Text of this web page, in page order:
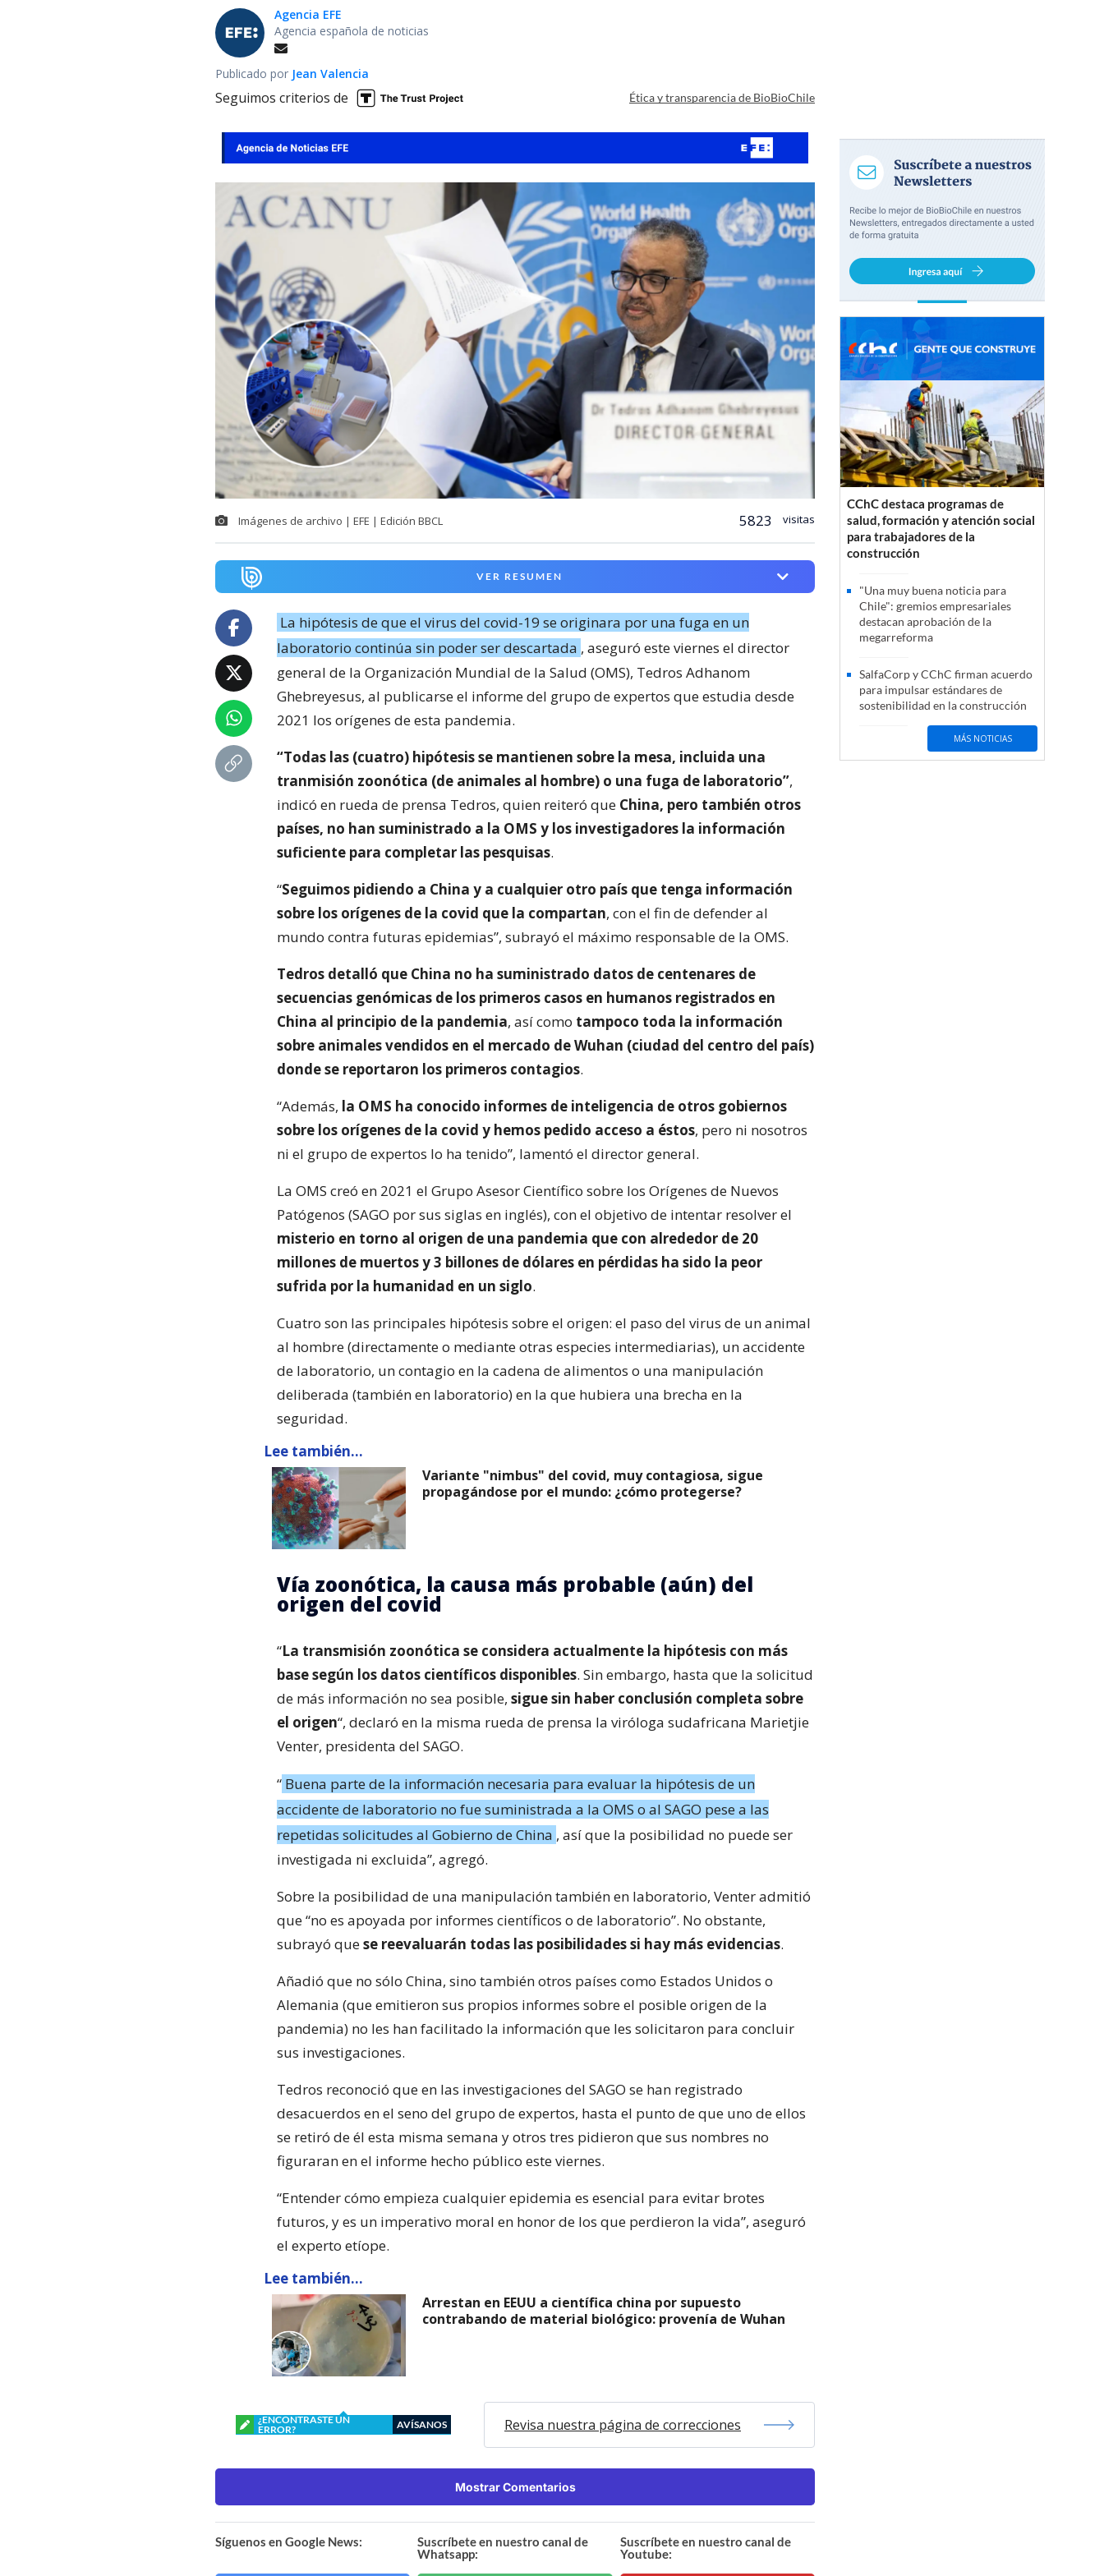
Agencia EFE
Agencia española de noticias
Publicado por Jean Valencia
Seguimos criterios de Ética y transparencia de BioBioChile
Imágenes de archivo | EFE | Edición BBCL 5823 visitas
VER RESUMEN
La hipótesis de que el virus del covid-19 se originara por una fuga en un
laboratorio continúa sin poder ser descartada , aseguró este viernes el director
general de la Organización Mundial de la Salud (OMS), Tedros Adhanom
Ghebreyesus, al publicarse el informe del grupo de expertos que estudia desde
2021 los orígenes de esta pandemia.
“Todas las (cuatro) hipótesis se mantienen sobre la mesa, incluida una
tranmisión zoonótica (de animales al hombre) o una fuga de laboratorio”,
indicó en rueda de prensa Tedros, quien reiteró que China, pero también otros
países, no han suministrado a la OMS y los investigadores la información
suficiente para completar las pesquisas.
“Seguimos pidiendo a China y a cualquier otro país que tenga información
sobre los orígenes de la covid que la compartan, con el fin de defender al
mundo contra futuras epidemias”, subrayó el máximo responsable de la OMS.
Tedros detalló que China no ha suministrado datos de centenares de
secuencias genómicas de los primeros casos en humanos registrados en
China al principio de la pandemia, así como tampoco toda la información
sobre animales vendidos en el mercado de Wuhan (ciudad del centro del país)
donde se reportaron los primeros contagios.
“Además, la OMS ha conocido informes de inteligencia de otros gobiernos
sobre los orígenes de la covid y hemos pedido acceso a éstos, pero ni nosotros
ni el grupo de expertos lo ha tenido”, lamentó el director general.
La OMS creó en 2021 el Grupo Asesor Científico sobre los Orígenes de Nuevos
Patógenos (SAGO por sus siglas en inglés), con el objetivo de intentar resolver el
misterio en torno al origen de una pandemia que con alrededor de 20
millones de muertos y 3 billones de dólares en pérdidas ha sido la peor
sufrida por la humanidad en un siglo.
Cuatro son las principales hipótesis sobre el origen: el paso del virus de un animal
al hombre (directamente o mediante otras especies intermediarias), un accidente
de laboratorio, un contagio en la cadena de alimentos o una manipulación
deliberada (también en laboratorio) en la que hubiera una brecha en la
seguridad.
Lee también...
Variante "nimbus" del covid, muy contagiosa, sigue
propagándose por el mundo: ¿cómo protegerse?
Vía zoonótica, la causa más probable (aún) del
origen del covid
“La transmisión zoonótica se considera actualmente la hipótesis con más
base según los datos científicos disponibles. Sin embargo, hasta que la solicitud
de más información no sea posible, sigue sin haber conclusión completa sobre
el origen“, declaró en la misma rueda de prensa la viróloga sudafricana Marietjie
Venter, presidenta del SAGO.
“ Buena parte de la información necesaria para evaluar la hipótesis de un
accidente de laboratorio no fue suministrada a la OMS o al SAGO pese a las
repetidas solicitudes al Gobierno de China , así que la posibilidad no puede ser
investigada ni excluida”, agregó.
Sobre la posibilidad de una manipulación también en laboratorio, Venter admitió
que “no es apoyada por informes científicos o de laboratorio”. No obstante,
subrayó quese reevaluarán todas las posibilidades si hay más evidencias.
Añadió que no sólo China, sino también otros países como Estados Unidos o
Alemania (que emitieron sus propios informes sobre el posible origen de la
pandemia) no les han facilitado la información que les solicitaron para concluir
sus investigaciones.
Tedros reconoció que en las investigaciones del SAGO se han registrado
desacuerdos en el seno del grupo de expertos, hasta el punto de que uno de ellos
se retiró de él esta misma semana y otros tres pidieron que sus nombres no
figuraran en el informe hecho público este viernes.
“Entender cómo empieza cualquier epidemia es esencial para evitar brotes
futuros, y es un imperativo moral en honor de los que perdieron la vida”, aseguró
el experto etíope.
Lee también...
Arrestan en EEUU a científica china por supuesto
contrabando de material biológico: provenía de Wuhan
¿ENCONTRASTE UN
ERROR?
AVÍSANOS Revisa nuestra página de correcciones
Mostrar Comentarios
Síguenos en Google News:
Suscríbete en nuestro canal de
Whatsapp:
Suscríbete en nuestro canal de
Youtube:
CChC destaca programas de
salud, formación y atención social
para trabajadores de la
construcción
"Una muy buena noticia para
Chile": gremios empresariales
destacan aprobación de la
megarreforma
SalfaCorp y CChC firman acuerdo
para impulsar estándares de
sostenibilidad en la construcción
MÁS NOTICIAS